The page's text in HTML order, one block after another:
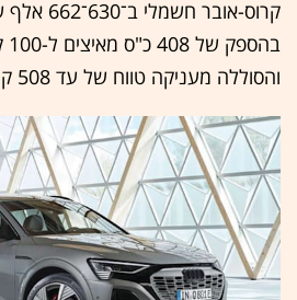
קרוס-אובר
והסוללה מעניקה טווח של עד 508 ק"מ.